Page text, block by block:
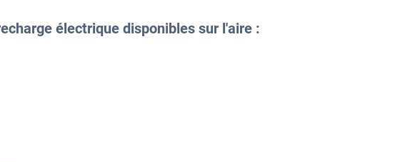
électrique disponibles sur l'aire :